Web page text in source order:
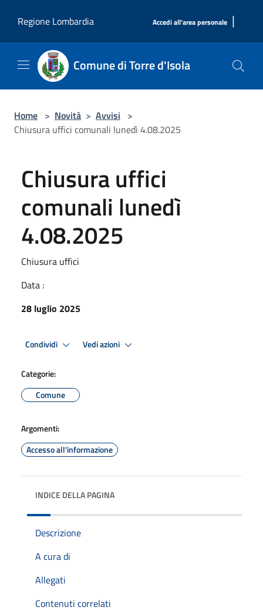
Regione Lombardia
Accedi all'area personale |
Comune di Torre d'Isola
Home > Novità > Avvisi >
Chiusura uffici comunali lunedì 4.08.2025
Chiusura uffici
comunali lunedì
4.08.2025
Chiusura uffici
Data :
28 luglio 2025
Condividi Vedi azioni
Categorie:
Comune
Argomenti:
Accesso all'informazione
INDICE DELLA PAGINA
Descrizione
A cura di
Allegati
Contenuti correlati